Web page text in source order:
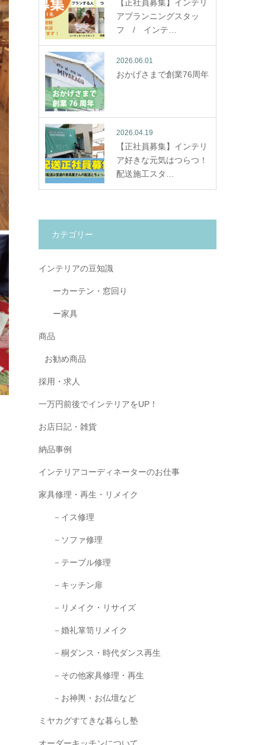
【正社員募集】インテリ
アプランニングスタッ
フ / インテ…
2026.06.01
おかげさまで創業76周年
2026.04.19
【正社員募集】インテリ
ア好きな元気はつらつ！
配送施工スタ…
カテゴリー
インテリアの豆知識
ーカーテン・窓回り
ー家具
商品
お勧め商品
採用・求人
一万円前後でインテリアをUP！
お店日記・雑貨
納品事例
インテリアコーディネーターのお仕事
家具修理・再生・リメイク
－イス修理
－ソファ修理
－テーブル修理
－キッチン扉
－リメイク・リサイズ
－婚礼箪笥リメイク
－桐ダンス・時代ダンス再生
－その他家具修理・再生
－お神輿・お仏壇など
ミヤカグすてきな暮らし塾